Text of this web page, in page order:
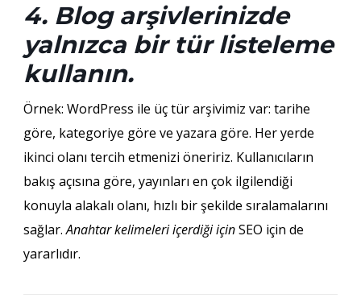
4. Blog arşivlerinizde
yalnızca bir tür listeleme
kullanın.
Örnek: WordPress ile üç tür arşivimiz var: tarihe
göre, kategoriye göre ve yazara göre. Her yerde
ikinci olanı tercih etmenizi öneririz. Kullanıcıların
bakış açısına göre, yayınları en çok ilgilendiği
konuyla alakalı olanı, hızlı bir şekilde sıralamalarını
sağlar.Anahtar kelimeleri içerdiği içinSEO için de
yararlıdır.